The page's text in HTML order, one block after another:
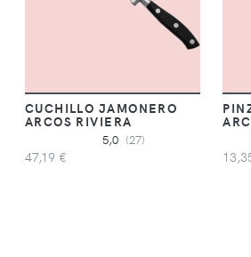
CUCHILLO JAMONERO
ARCOS RIVIERA
5,0 (27)
47,19 €